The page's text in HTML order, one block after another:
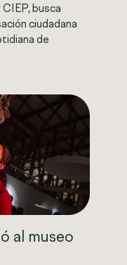
busca
ciudadana
de
al museo